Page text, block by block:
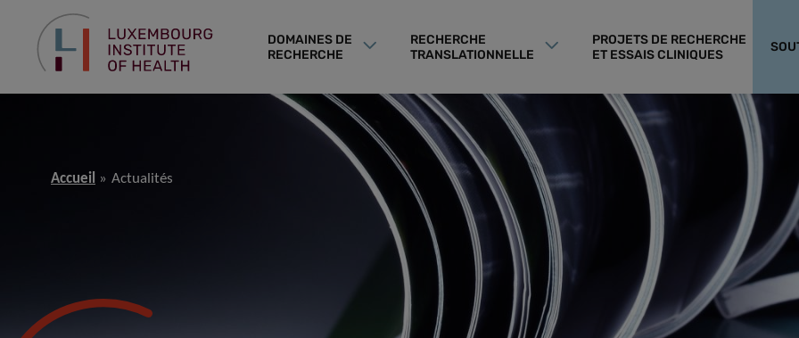
DOMAINES DE
RECHERCHE
RECHERCHE
TRANSLATIONNELLE
PROJETS DE RECHERCHE
ET ESSAIS CLINIQUES
Accueil Actualités